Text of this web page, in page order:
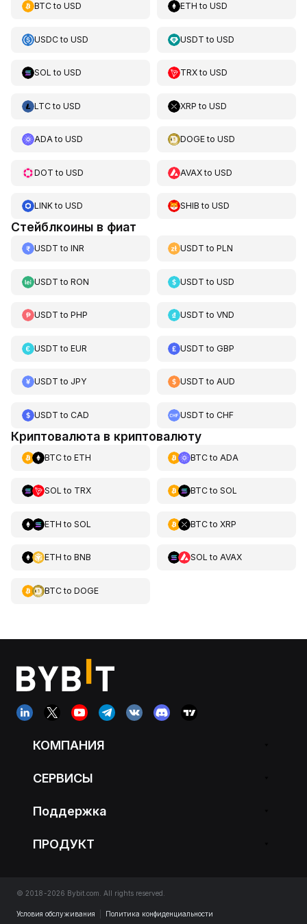
BTCto USD ETH toUSD
USDCto USD USDT toUSD
SOL to USD TRXtoUSD
LTCto USD XRP toUSD
ADAto USD DOGEtoUSD
DOT to USD AVAXtoUSD
LINKto USD SHIB toUSD
Стейблкоины в фиат
USDT to INR USDT toPLN
USDT to RON USDT toUSD
USDT to PHP USDT toVND
USDT to EUR USDT toGBP
USDT to JPY USDT toAUD
USDT to CAD USDT toCHF
Криптовалюта в криптовалюту
BTCto ETH BTCto ADA
SOL to TRX BTCto SOL
ETH to SOL BTCto XRP
ETH to BNB SOL to AVAX
BTCto DOGE
КОМПАНИЯ
СЕРВИСЫ
Поддержка
ПРОДУКТ
© 2018-2026 Bybit.com. All rights reserved.
Условия обслуживания Политика конфиденциальности